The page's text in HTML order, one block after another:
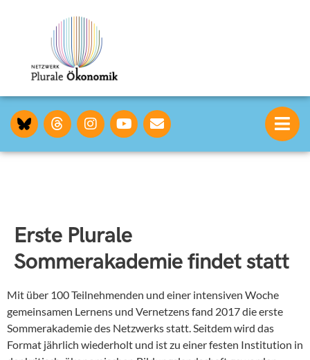
Erste Plurale
Sommerakademie findet statt
Mit über 100 Teilnehmenden und einer intensiven Woche
gemeinsamen Lernens und Vernetzens fand 2017 die erste
Sommerakademie des Netzwerks statt. Seitdem wird das
Format jährlich wiederholt und ist zu einer festen Institution in